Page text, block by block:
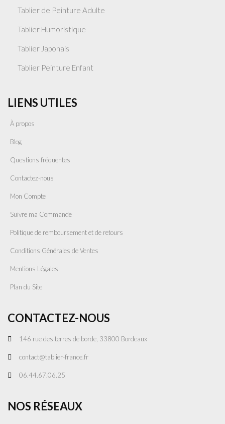
Tablier de Peinture Adulte
Tablier Humoristique
Tablier Japonais
Tablier Peinture Enfant
LIENS UTILES
À propos
Blog
Questions fréquentes
Contactez-nous
Mon Compte
Suivre ma Commande
Politique de remboursement et de retours
Conditions Générales de Ventes
Mentions Légales
Plan du Site
CONTACTEZ-NOUS
146 rue des terres de borde, 33800 Bordeaux
contact@tablier-france.fr
06.44.67.06.25
NOS RÉSEAUX